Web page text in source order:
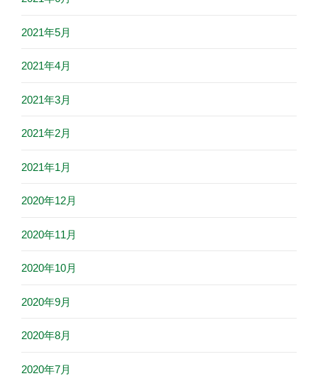
2021年5月
2021年4月
2021年3月
2021年2月
2021年1月
2020年12月
2020年11月
2020年10月
2020年9月
2020年8月
2020年7月